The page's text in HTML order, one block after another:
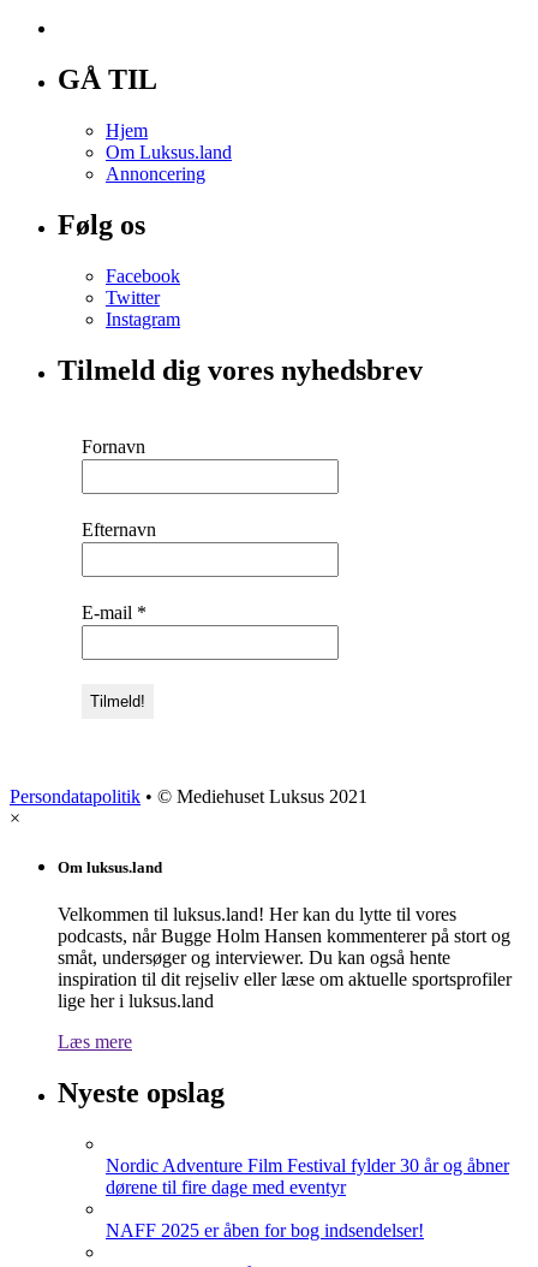
GÅ TIL
Hjem
Om Luksus.land
Annoncering
Følg os
Facebook
Twitter
Instagram
Tilmeld dig vores nyhedsbrev
Fornavn
Efternavn
E-mail *
Persondatapolitik • © Mediehuset Luksus 2021
×
Om luksus.land
Velkommen til luksus.land! Her kan du lytte til vores
podcasts, når Bugge Holm Hansen kommenterer på stort og
småt, undersøger og interviewer. Du kan også hente
inspiration til dit rejseliv eller læse om aktuelle sportsprofiler
lige her i luksus.land
Læs mere
Nyeste opslag
Nordic Adventure Film Festival fylder 30 år og åbner
dørene til fire dage med eventyr
NAFF 2025 er åben for bog indsendelser!